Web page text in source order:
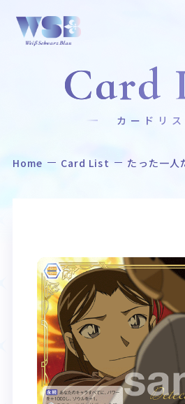
Home
Event
イベント
Rule / Q&A
ルール/Q&A
Card
カードリス
Home Card List たった一